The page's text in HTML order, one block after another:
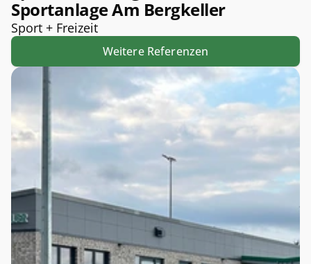
Sportanlage Am Bergkeller
Sport + Freizeit
Weitere Referenzen